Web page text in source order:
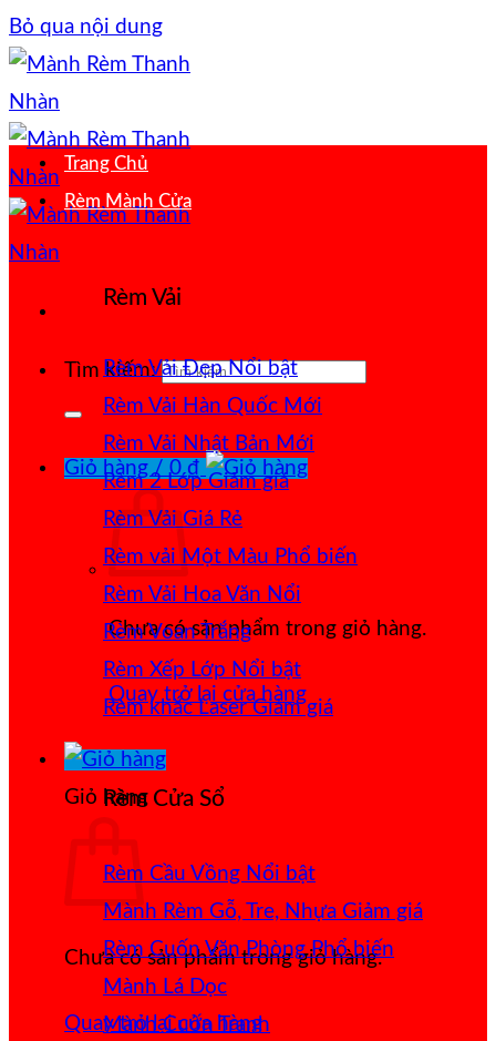
Bỏ qua nội dung
Tìm kiếm:
Giỏ hàng /0₫
Chưa có sản phẩm trong giỏ hàng.
Quay trở lại cửa hàng
Giỏ hàng
Chưa có sản phẩm trong giỏ hàng.
Quay trở lại cửa hàng
Trang Chủ
Rèm Mành Cửa
Rèm Vải
Rèm Vải Đẹp
Rèm Vải Hàn Quốc
Rèm Vải Nhật Bản
Rèm 2 Lớp
Rèm Vải Giá Rẻ
Rèm vải Một Màu
Rèm Vải Hoa Văn Nổi
Rèm Voan Trắng
Rèm Xếp Lớp
Rèm khắc Laser
Rèm Cửa Sổ
Rèm Cầu Vồng
Mành Rèm Gỗ, Tre, Nhựa
Rèm Cuốn Văn Phòng
Mành Lá Dọc
Mành Cuốn Tranh